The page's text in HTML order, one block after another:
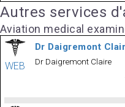
Autres services
Aviation medical
WEB
Dr Daigremont
Dr Daigremont Claire